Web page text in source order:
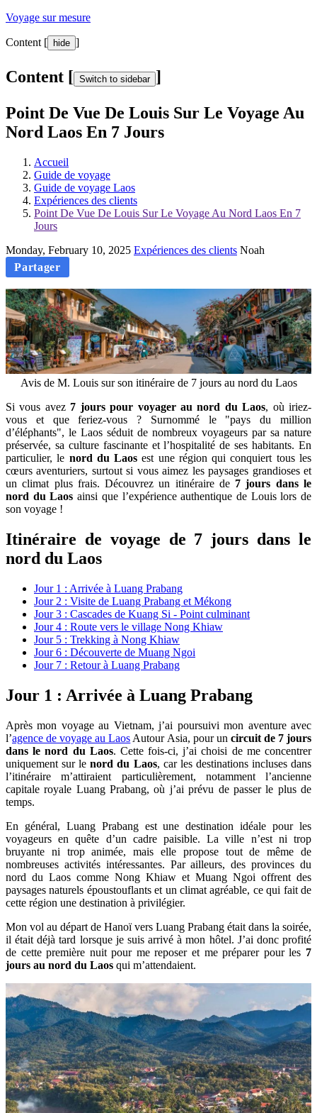
Voyage sur mesure
Content [ hide ]
Content [ Switch to sidebar ]
Point De Vue De Louis Sur Le Voyage Au
Nord Laos En 7 Jours
Accueil
Guide de voyage
Guide de voyage Laos
Expériences des clients
Point De Vue De Louis Sur Le Voyage Au Nord Laos En 7
Jours
Monday, February 10, 2025 Expériences des clients Noah
Partager
Avis de M. Louis sur son itinéraire de 7 jours au nord du Laos
Si vous avez 7 jours pour voyager au nord du Laos, où iriez-
vous et que feriez-vous ? Surnommé le "pays du million
d’éléphants", le Laos séduit de nombreux voyageurs par sa nature
préservée, sa culture fascinante et l’hospitalité de ses habitants. En
particulier, le nord du Laos est une région qui conquiert tous les
cœurs aventuriers, surtout si vous aimez les paysages grandioses et
un climat plus frais. Découvrez un itinéraire de 7 jours dans le
nord du Laos ainsi que l’expérience authentique de Louis lors de
son voyage !
Itinéraire de voyage de 7 jours dans le
nord du Laos
Jour 1 : Arrivée à Luang Prabang
Jour 2 : Visite de Luang Prabang et Mékong
Jour 3 : Cascades de Kuang Si - Point culminant
Jour 4 : Route vers le village Nong Khiaw
Jour 5 : Trekking à Nong Khiaw
Jour 6 : Découverte de Muang Ngoi
Jour 7 : Retour à Luang Prabang
Jour 1 : Arrivée à Luang Prabang
Après mon voyage au Vietnam, j’ai poursuivi mon aventure avec
l’agence de voyage au Laos Autour Asia, pour un circuit de 7 jours
dans le nord du Laos. Cette fois-ci, j’ai choisi de me concentrer
uniquement sur lenord du Laos, car les destinations incluses dans
l’itinéraire m’attiraient particulièrement, notamment l’ancienne
capitale royale Luang Prabang, où j’ai prévu de passer le plus de
temps.
En général, Luang Prabang est une destination idéale pour les
voyageurs en quête d’un cadre paisible. La ville n’est ni trop
bruyante ni trop animée, mais elle propose tout de même de
nombreuses activités intéressantes. Par ailleurs, des provinces du
nord du Laos comme Nong Khiaw et Muang Ngoi offrent des
paysages naturels époustouflants et un climat agréable, ce qui fait de
cette région une destination à privilégier.
Mon vol au départ de Hanoï vers Luang Prabang était dans la soirée,
il était déjà tard lorsque je suis arrivé à mon hôtel. J’ai donc profité
de cette première nuit pour me reposer et me préparer pour les 7
jours au nord du Laos qui m’attendaient.